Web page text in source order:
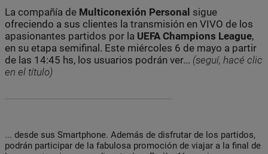
La compañía de Multiconexión Personal sigue
ofreciendo a sus clientes la transmisión en VIVO de los
apasionantes partidos por la UEFA Champions League,
en su etapa semifinal. Este miércoles 6 de mayo a partir
de las 14:45 hs, los usuarios podrán ver... (seguí, hacé clic
en el título)
... desde sus Smartphone. Además de disfrutar de los partidos,
podrán participar de la fabulosa promoción de viajar a la final de